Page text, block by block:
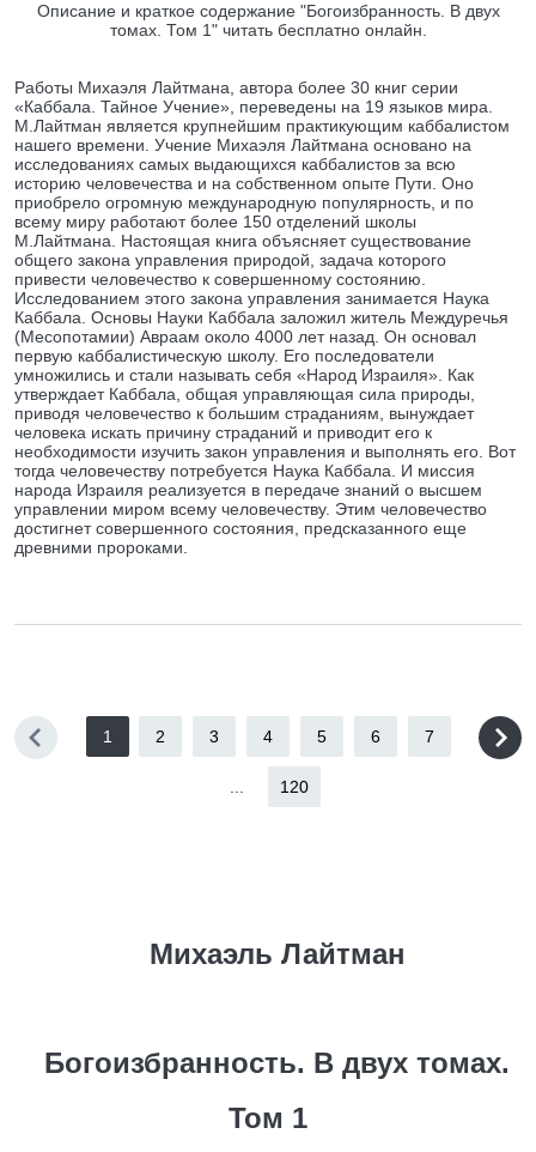
Описание и краткое содержание "Богоизбранность. В двух
томах. Том 1" читать бесплатно онлайн.
Работы Михаэля Лайтмана, автора более 30 книг серии
«Каббала. Тайное Учение», переведены на 19 языков мира.
М.Лайтман является крупнейшим практикующим каббалистом
нашего времени. Учение Михаэля Лайтмана основано на
исследованиях самых выдающихся каббалистов за всю
историю человечества и на собственном опыте Пути. Оно
приобрело огромную международную популярность, и по
всему миру работают более 150 отделений школы
М.Лайтмана. Настоящая книга объясняет существование
общего закона управления природой, задача которого
привести человечество к совершенному состоянию.
Исследованием этого закона управления занимается Наука
Каббала. Основы Науки Каббала заложил житель Междуречья
(Месопотамии) Авраам около 4000 лет назад. Он основал
первую каббалистическую школу. Его последователи
умножились и стали называть себя «Народ Израиля». Как
утверждает Каббала, общая управляющая сила природы,
приводя человечество к большим страданиям, вынуждает
человека искать причину страданий и приводит его к
необходимости изучить закон управления и выполнять его. Вот
тогда человечеству потребуется Наука Каббала. И миссия
народа Израиля реализуется в передаче знаний о высшем
управлении миром всему человечеству. Этим человечество
достигнет совершенного состояния, предсказанного еще
древними пророками.
1 2 3 4 5 6 7
120
Михаэль Лайтман
Богоизбранность. В двух томах.
Том 1